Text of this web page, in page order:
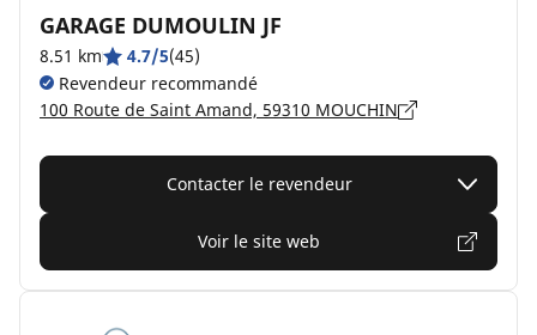
GARAGE DUMOULIN JF
8.51 km 4.7/5(45)
Revendeur recommandé
100 Route de Saint Amand, 59310 MOUCHIN
Contacter le revendeur
Voir le site web